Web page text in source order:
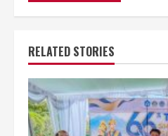
RELATED STORIES